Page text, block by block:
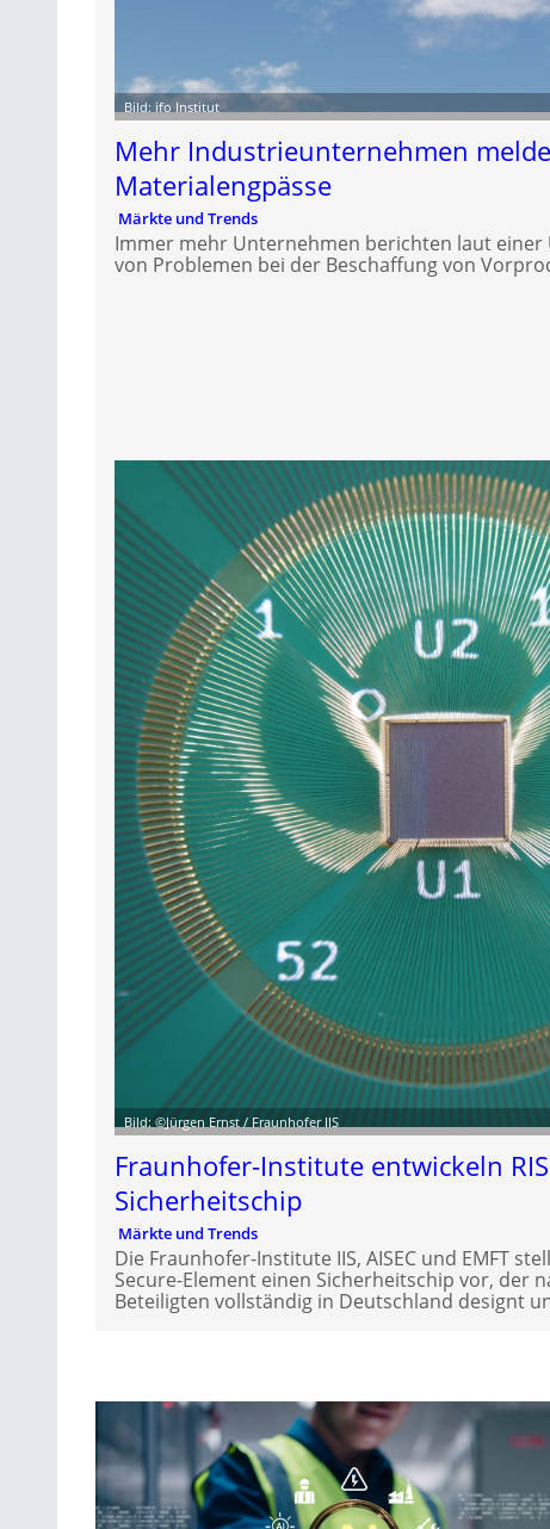
Bild: ifo Institut
Mehr Industrieunternehmen
Materialengpässe
Märkte und Trends
Immer mehr Unternehmen berichten laut einer
von Problemen bei der Beschaffung von
Bild: ©Jürgen Ernst / Fraunhofer IIS
Fraunhofer-Institute entwickeln
Sicherheitschip
Märkte und Trends
Die Fraunhofer-Institute IIS, AISEC und EMFT
Secure-Element einen Sicherheitschip vor, der
Beteiligten vollständig in Deutschland designt